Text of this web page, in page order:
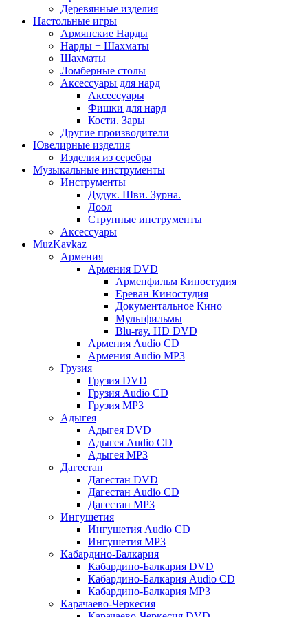
Деревянные изделия
Настольные игры
Армянские Нарды
Нарды + Шахматы
Шахматы
Ломберные столы
Аксессуары для нард
Аксессуары
Фишки для нард
Кости. Зары
Другие производители
Ювелирные изделия
Изделия из серебра
Музыкальные инструменты
Инструменты
Дудук. Шви. Зурна.
Доол
Струнные инструменты
Аксессуары
MuzKavkaz
Армения
Армения DVD
Арменфильм Киностудия
Ереван Киностудия
Документальное Кино
Мультфильмы
Blu-ray. HD DVD
Армения Audio CD
Армения Audio MP3
Грузия
Грузия DVD
Грузия Audio CD
Грузия MP3
Адыгея
Адыгея DVD
Адыгея Audio CD
Адыгея MP3
Дагестан
Дагестан DVD
Дагестан Audio CD
Дагестан MP3
Ингушетия
Ингушетия Audio CD
Ингушетия MP3
Кабардино-Балкария
Кабардино-Балкария DVD
Кабардино-Балкария Audio CD
Кабардино-Балкария MP3
Карачаево-Черкесия